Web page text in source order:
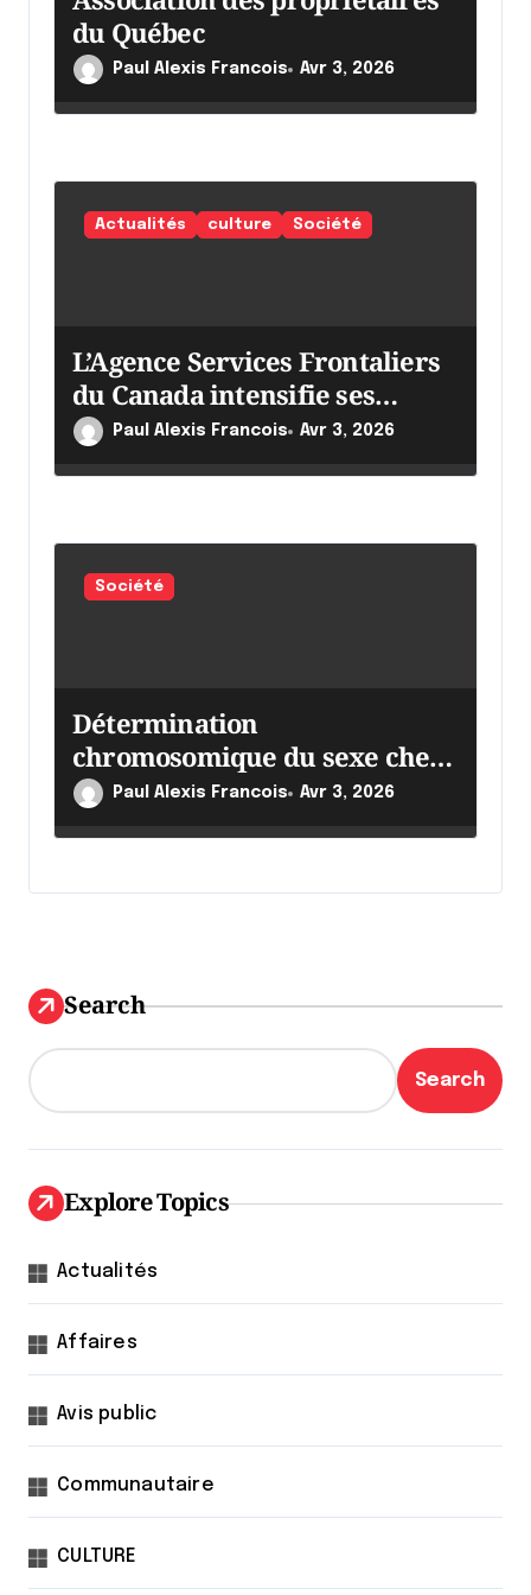
c
l
e
du Québec
Paul Alexis Francois Avr 3, 2026
Actualités culture Société
L’Agence Services Frontaliers
du Canada intensifie ses
effortsPaul Alexis Francois Avr 3, 2026
Société
Détermination
chromosomique du sexe chez
l’être humain :
Paul Alexis Francois Avr 3, 2026
Search
Search
Explore Topics
Actualités
Affaires
Avis public
Communautaire
CULTURE